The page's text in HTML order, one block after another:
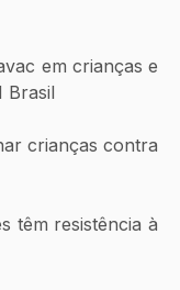
em crianças e
Brasil
crianças contra
têm resistência à